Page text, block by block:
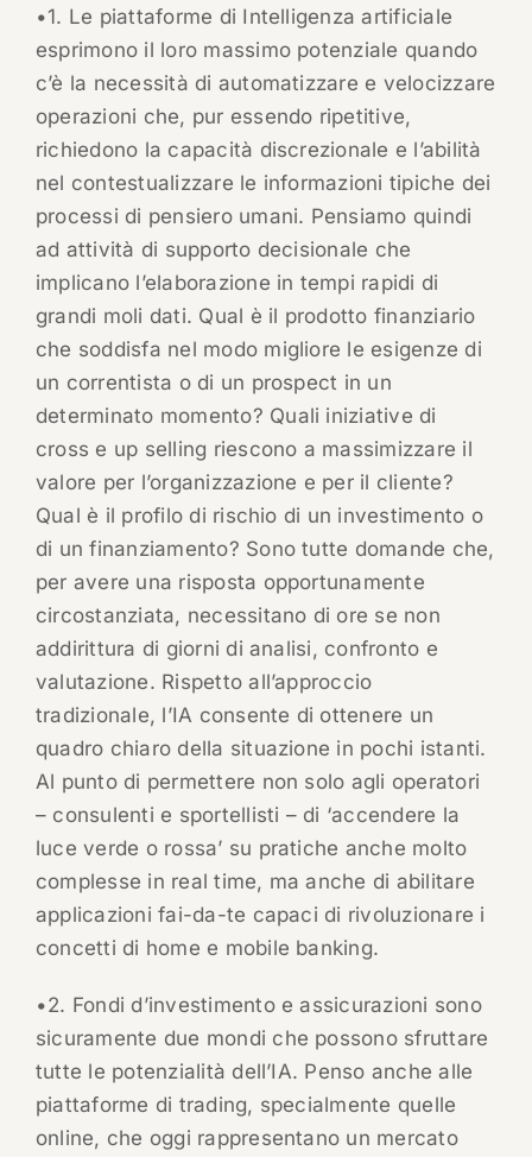
•1. Le piattaforme di Intelligenza artificiale
esprimono il loro massimo potenziale quando
c’è la necessità di automatizzare e velocizzare
operazioni che, pur essendo ripetitive,
richiedono la capacità discrezionale e l’abilità
nel contestualizzare le informazioni tipiche dei
processi di pensiero umani. Pensiamo quindi
ad attività di supporto decisionale che
implicano l’elaborazione in tempi rapidi di
grandi moli dati. Qual è il prodotto finanziario
che soddisfa nel modo migliore le esigenze di
un correntista o di un prospect in un
determinato momento? Quali iniziative di
cross e up selling riescono a massimizzare il
valore per l’organizzazione e per il cliente?
Qual è il profilo di rischio di un investimento o
di un finanziamento? Sono tutte domande che,
per avere una risposta opportunamente
circostanziata, necessitano di ore se non
addirittura di giorni di analisi, confronto e
valutazione. Rispetto all’approccio
tradizionale, l’IA consente di ottenere un
quadro chiaro della situazione in pochi istanti.
Al punto di permettere non solo agli operatori
– consulenti e sportellisti – di ‘accendere la
luce verde o rossa’ su pratiche anche molto
complesse in real time, ma anche di abilitare
applicazioni fai-da-te capaci di rivoluzionare i
concetti di home e mobile banking.
•2. Fondi d’investimento e assicurazioni sono
sicuramente due mondi che possono sfruttare
tutte le potenzialità dell’IA. Penso anche alle
piattaforme di trading, specialmente quelle
online, che oggi rappresentano un mercato